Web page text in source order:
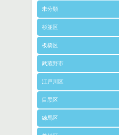
未分類
杉並区
板橋区
武蔵野市
江戸川区
目黒区
練馬区